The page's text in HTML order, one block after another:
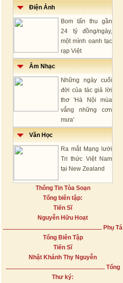
Điện Ảnh
Bom tấn thu gần
24 tỷ đồng/ngày,
một mình oanh tạc
rạp Việt
Âm Nhạc
Những ngày cuối
đời của tác giả lời
thơ 'Hà Nội mùa
vắng những cơn
mưa'
Văn Học
Ra mắt Mạng lưới
Tri thức Việt Nam
tại New Zealand
Thông Tin Tòa Soạn
Tổng biên tập:
Tiến Sĩ
Nguyễn Hữu Hoạt
Phụ Tá
Tổng Biên Tập
Tiến Sĩ
Nhật Khánh Thy Nguyễn
Tổng
Thư ký: